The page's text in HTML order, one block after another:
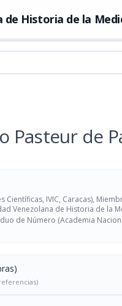
de Historia de la
Pasteur de
IVIC, Caracas),
Venezolana de Historia de la
de Número (Academia